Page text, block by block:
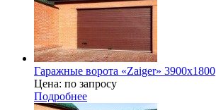
Гаражные ворота «Zaiger» 3900х1800
Цена: по запросу
Подробнее